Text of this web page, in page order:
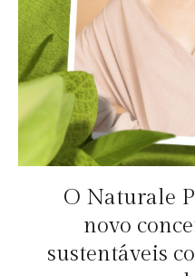
O Naturale
novo
sustentáveis